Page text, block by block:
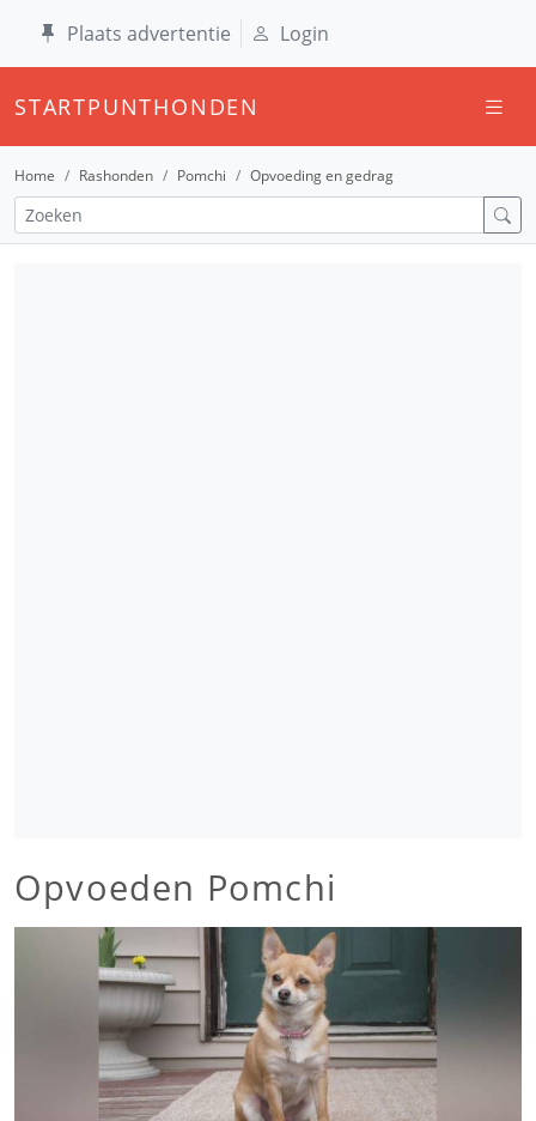
Plaats advertentie Login
STARTPUNTHONDEN
Home Rashonden Pomchi Opvoeding en gedrag
Opvoeden Pomchi